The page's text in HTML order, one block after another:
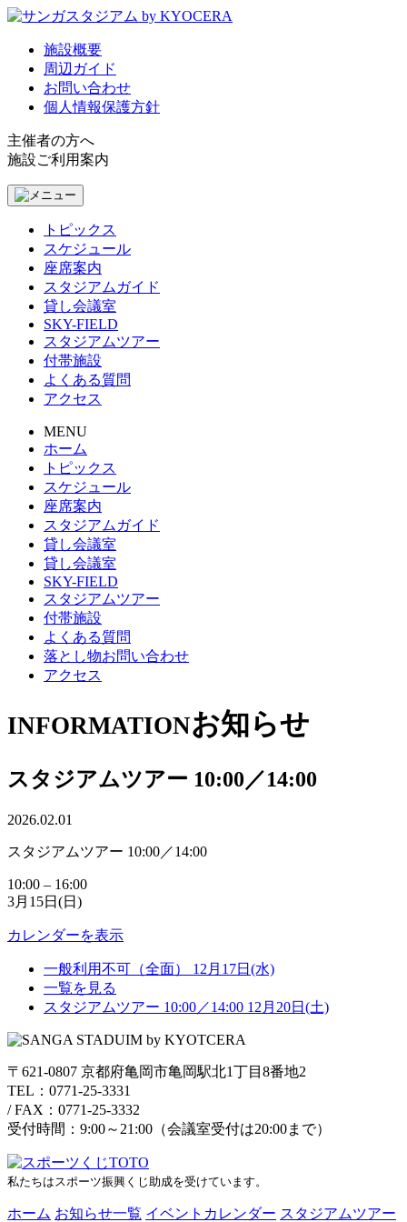
施設概要
周辺ガイド
お問い合わせ
個人情報保護方針
主催者の方へ
施設ご利用案内
トピックス
スケジュール
座席案内
スタジアムガイド
貸し会議室
SKY-FIELD
スタジアムツアー
付帯施設
よくある質問
アクセス
MENU
ホーム
トピックス
スケジュール
座席案内
スタジアムガイド
貸し会議室
貸し会議室
SKY-FIELD
スタジアムツアー
付帯施設
よくある質問
落とし物お問い合わせ
アクセス
INFORMATIONお知らせ
スタジアムツアー 10:00／14:00
2026.02.01
スタジアムツアー 10:00／14:00
10:00 – 16:00
3月15日(日)
カレンダーを表示
一般利用不可（全面） 12月17日(水)
一覧を見る
スタジアムツアー 10:00／14:00 12月20日(土)
〒621-0807 京都府亀岡市亀岡駅北1丁目8番地2
TEL：0771-25-3331
/FAX：0771-25-3332
受付時間：9:00～21:00（会議室受付は20:00まで）
私たちはスポーツ振興くじ助成を受けています。
ホーム お知らせ一覧 イベントカレンダー スタジアムツアー